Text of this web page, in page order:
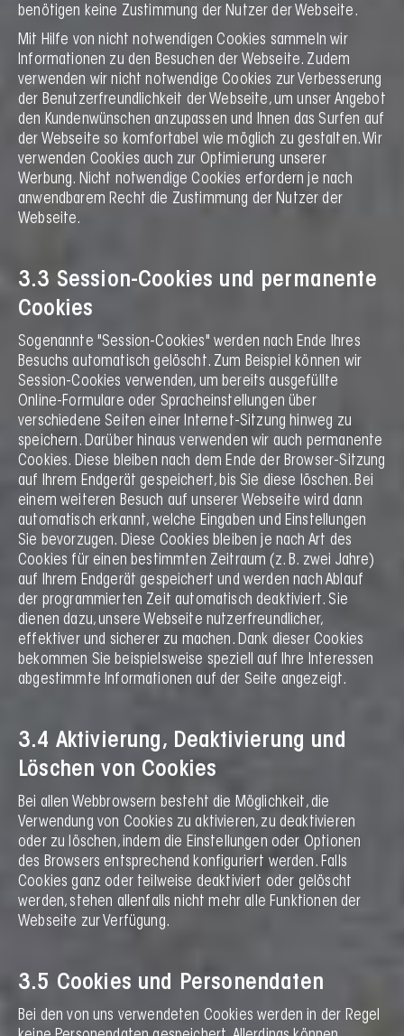
benötigen keine Zustimmung der Nutzer der Webseite.
Mit Hilfe von nicht notwendigen Cookies sammeln wir
Informationen zu den Besuchen der Webseite. Zudem
verwenden wir nicht notwendige Cookies zur Verbesserung
der Benutzerfreundlichkeit der Webseite, um unser Angebot
den Kundenwünschen anzupassen und Ihnen das Surfen auf
der Webseite so komfortabel wie möglich zu gestalten. Wir
verwenden Cookies auch zur Optimierung unserer
Werbung. Nicht notwendige Cookies erfordern je nach
anwendbarem Recht die Zustimmung der Nutzer der
Webseite.
3.3 Session-Cookies und permanente
Cookies
Sogenannte "Session-Cookies" werden nach Ende Ihres
Besuchs automatisch gelöscht. Zum Beispiel können wir
Session-Cookies verwenden, um bereits ausgefüllte
Online-Formulare oder Spracheinstellungen über
verschiedene Seiten einer Internet-Sitzung hinweg zu
speichern. Darüber hinaus verwenden wir auch permanente
Cookies. Diese bleiben nach dem Ende der Browser-Sitzung
auf Ihrem Endgerät gespeichert, bis Sie diese löschen. Bei
einem weiteren Besuch auf unserer Webseite wird dann
automatisch erkannt, welche Eingaben und Einstellungen
Sie bevorzugen. Diese Cookies bleiben je nach Art des
Cookies für einen bestimmten Zeitraum (z. B. zwei Jahre)
auf Ihrem Endgerät gespeichert und werden nach Ablauf
der programmierten Zeit automatisch deaktiviert. Sie
dienen dazu, unsere Webseite nutzerfreundlicher,
effektiver und sicherer zu machen. Dank dieser Cookies
bekommen Sie beispielsweise speziell auf Ihre Interessen
abgestimmte Informationen auf der Seite angezeigt.
3.4 Aktivierung, Deaktivierung und
Löschen von Cookies
Bei allen Webbrowsern besteht die Möglichkeit, die
Verwendung von Cookies zu aktivieren, zu deaktivieren
oder zu löschen, indem die Einstellungen oder Optionen
des Browsers entsprechend konfiguriert werden. Falls
Cookies ganz oder teilweise deaktiviert oder gelöscht
werden, stehen allenfalls nicht mehr alle Funktionen der
Webseite zur Verfügung.
3.5 Cookies und Personendaten
Bei den von uns verwendeten Cookies werden in der Regel